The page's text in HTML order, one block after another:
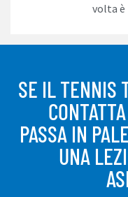
volta è
SE IL TENNIS
PASSA IN
UNA